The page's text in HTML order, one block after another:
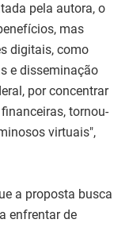
pela autora, o
mas
digitais, como
e disseminação
por concentrar
tornou-
virtuais",
a proposta busca
enfrentar de